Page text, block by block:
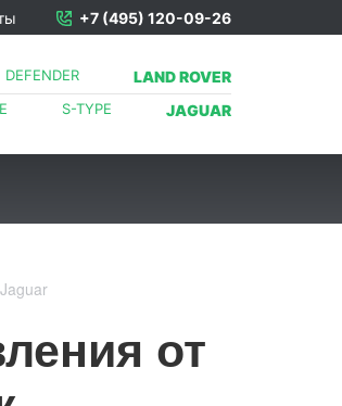
+7 (495) 120-09-26
LAND ROVER
DEFENDER
JAGUAR
S-TYPE